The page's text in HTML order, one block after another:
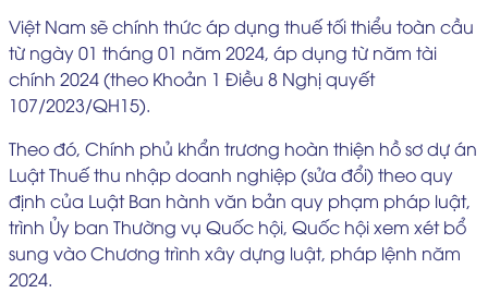
Việt Nam sẽ chính thức áp dụng thuế tối thiểu toàn cầu
từ ngày 01 tháng 01 năm 2024, áp dụng từ năm tài
chính 2024 (theo Khoản 1 Điều 8 Nghị quyết
107/2023/QH15).
Theo đó, Chính phủ khẩn trương hoàn thiện hồ sơ dự án
Luật Thuế thu nhập doanh nghiệp (sửa đổi) theo quy
định của Luật Ban hành văn bản quy phạm pháp luật,
trình Ủy ban Thường vụ Quốc hội, Quốc hội xem xét bổ
sung vào Chương trình xây dựng luật, pháp lệnh năm
2024.